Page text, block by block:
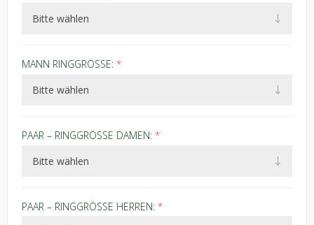
MANN RINGGRÖSSE: *
PAAR – RINGGRÖSSE DAMEN: *
PAAR – RINGGRÖSSE HERREN: *